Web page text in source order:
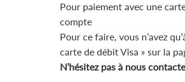
Pour paiement avec une
compte
Pour ce faire, vous n’avez
carte de débit Visa » sur la
N’hésitez pas à nous